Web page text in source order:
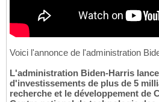
Voici l'annonce de l'administration
L'administration Biden-Harris
d'investissements de plus de 5
recherche et le développement de